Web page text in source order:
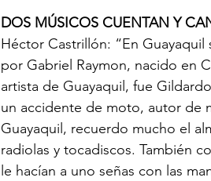
DOS MÚSICOS CUENTAN Y
Héctor Castrillón: “En
por Gabriel Raymon, nacido en
artista de Guayaquil, fue
un accidente de moto, autor de
Guayaquil, recuerdo mucho el
radiolas y tocadiscos. También
le hacían a uno señas con las